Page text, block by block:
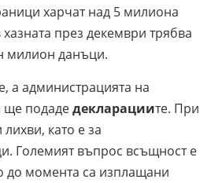
харчат над 5 милиона
през декември трябва
милион данъци.
а администрацията на
ще подадедекларациите. При
като е за
Големият въпрос всъщност е
до момента са изплащани